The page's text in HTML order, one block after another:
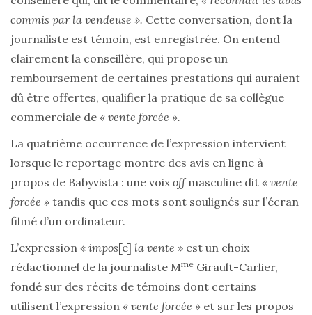
commis par la vendeuse ». Cette conversation, dont la
journaliste est témoin, est enregistrée. On entend
clairement la conseillère, qui propose un
remboursement de certaines prestations qui auraient
dû être offertes, qualifier la pratique de sa collègue
commerciale de « vente forcée ».
La quatrième occurrence de l’expression intervient
lorsque le reportage montre des avis en ligne à
propos de Babyvista : une voixoffmasculine dit « vente
forcée » tandis que ces mots sont soulignés sur l’écran
filmé d’un ordinateur.
L’expression « impos[e] la vente » est un choix
rédactionnel de la journaliste Mme Girault-Carlier,
fondé sur des récits de témoins dont certains
utilisent l’expression « vente forcée » et sur les propos